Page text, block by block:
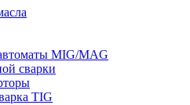
MIG/MAG
сварки
TIG